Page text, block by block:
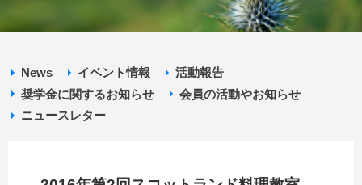
News イベント情報
活動報告
奨学金に関するお知らせ
会員の活動やお知らせ
ニュースレター